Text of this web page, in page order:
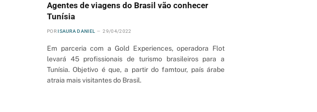
Agentes de viagens do Brasil vão conhecer
Tunísia
POR ISAURA DANIEL 29/04/2022
Em parceria com a Gold Experiences, operadora Flot
levará 45 profissionais de turismo brasileiros para a
Tunísia. Objetivo é que, a partir do famtour, país árabe
atraia mais visitantes do Brasil.